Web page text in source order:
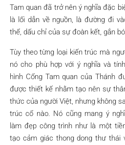
Tam quan đã trở nên ý nghĩa đặc
là lối dẫn về nguồn, là đường đi
thể, dấu chỉ của sự đoàn kết, gắn
Tùy theo từng loại kiến trúc mà
nó cho phù hợp với ý nghĩa và
hình Cổng Tam quan của Thánh
được thiết kế nhằm tạo nên sự
thức của người Việt, nhưng không
trúc cổ nào. Nó cũng mang ý
làm đẹp công trình như là một
tạo cảm giác thong dong thư thái